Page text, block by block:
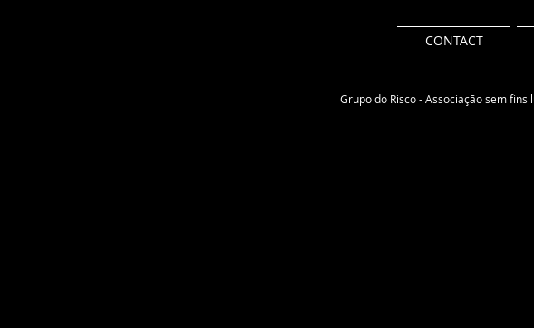
CONTACT
Grupo do Risco - Associação sem fins